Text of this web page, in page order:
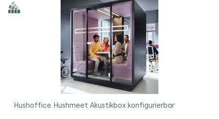
Hushoffice Hushmeet Akustikbox konfigurierbar